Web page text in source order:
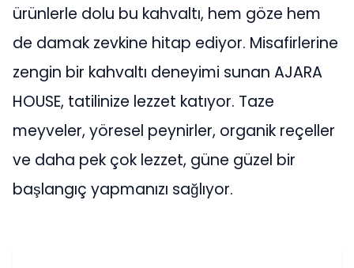
ürünlerle dolu bu kahvaltı, hem göze hem
de damak zevkine hitap ediyor. Misafirlerine
zengin bir kahvaltı deneyimi sunan AJARA
HOUSE, tatilinize lezzet katıyor. Taze
meyveler, yöresel peynirler, organik reçeller
ve daha pek çok lezzet, güne güzel bir
başlangıç yapmanızı sağlıyor.